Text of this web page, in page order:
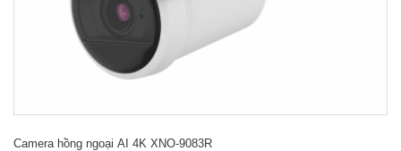
Camera hồng ngoại AI 4K XNO-9083R